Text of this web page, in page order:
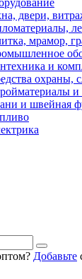
двери,
мрамор,
и
охраны,
и
и швейная
Добавьте